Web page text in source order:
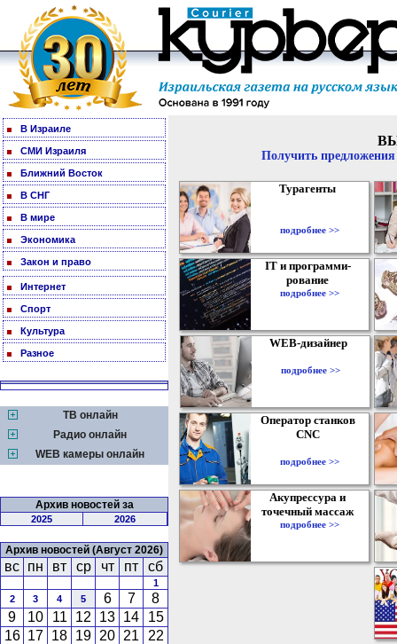
В Израиле
СМИ Израиля
Ближний Восток
В СНГ
В мире
Экономика
Закон и право
Интернет
Спорт
Культура
Разное
ТВ онлайн
Радио онлайн
WEB камеры онлайн
Архив новостей за
2025 2026
Архив новостей (Август 2026)
вс пн вт ср чт пт сб
1
2
3 4 5 6 7
8
9
10 11 12 13 14
15
16 17 18 19 20 21
22
Получить
Турагенты
подробнее >>
IT и программи-
рование
подробнее >>
WEB-дизайнер
подробнее >>
Оператор станков
CNC
подробнее >>
Акупрессура и
точечный массаж
подробнее >>